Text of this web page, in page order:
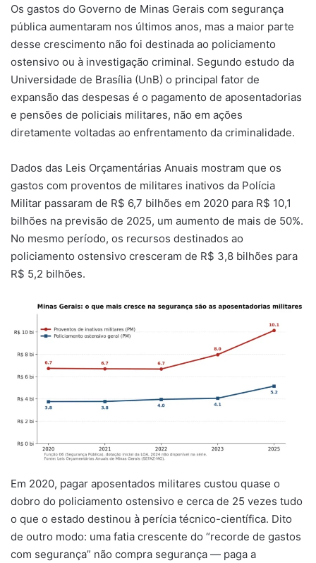
Os gastos do Governo de Minas Gerais com segurança
pública aumentaram nos últimos anos, mas a maior parte
desse crescimento não foi destinada ao policiamento
ostensivo ou à investigação criminal. Segundo estudo da
Universidade de Brasília (UnB) o principal fator de
expansão das despesas é o pagamento de aposentadorias
e pensões de policiais militares, não em ações
diretamente voltadas ao enfrentamento da criminalidade.
Dados das Leis Orçamentárias Anuais mostram que os
gastos com proventos de militares inativos da Polícia
Militar passaram de R$ 6,7 bilhões em 2020 para R$ 10,1
bilhões na previsão de 2025, um aumento de mais de 50%.
No mesmo período, os recursos destinados ao
policiamento ostensivo cresceram de R$ 3,8 bilhões para
R$ 5,2 bilhões.
Em 2020, pagar aposentados militares custou quase o
dobro do policiamento ostensivo e cerca de 25 vezes tudo
o que o estado destinou à perícia técnico-científica. Dito
de outro modo: uma fatia crescente do “recorde de gastos
com segurança” não compra segurança — paga a